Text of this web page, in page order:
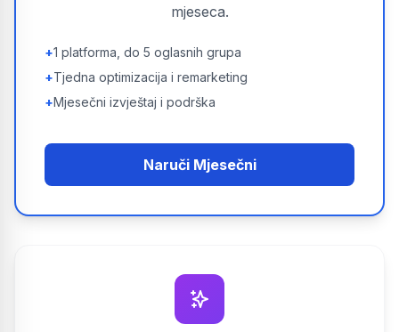
mjeseca.
+1 platforma, do 5 oglasnih grupa
+Tjedna optimizacija i remarketing
+Mjesečni izvještaj i podrška
Naruči Mjesečni